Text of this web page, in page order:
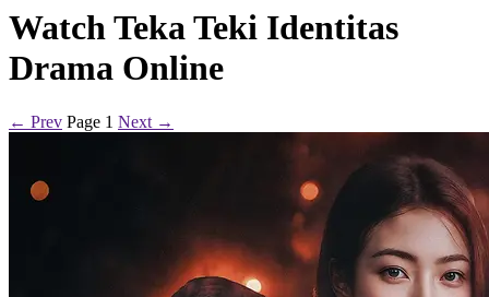
Watch Teka Teki Identitas
Drama Online
← Prev Page 1 Next →